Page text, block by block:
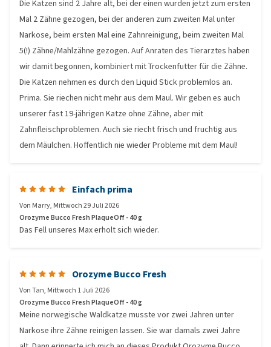
Die Katzen sind 2 Jahre alt, bei der einen wurden jetzt zum ersten
Mal 2 Zähne gezogen, bei der anderen zum zweiten Mal unter
Narkose, beim ersten Mal eine Zahnreinigung, beim zweiten Mal
5(!) Zähne/Mahlzähne gezogen. Auf Anraten des Tierarztes haben
wir damit begonnen, kombiniert mit Trockenfutter für die Zähne.
Die Katzen nehmen es durch den Liquid Stick problemlos an.
Prima. Sie riechen nicht mehr aus dem Maul. Wir geben es auch
unserer fast 19-jährigen Katze ohne Zähne, aber mit
Zahnfleischproblemen. Auch sie riecht frisch und fruchtig aus
dem Mäulchen. Hoffentlich nie wieder Probleme mit dem Maul!
Einfach prima
Von Marry, Mittwoch 29 Juli 2026
Orozyme Bucco Fresh PlaqueOff - 40 g
Das Fell unseres Max erholt sich wieder.
Orozyme Bucco Fresh
VonTan, Mittwoch 1 Juli 2026
Orozyme Bucco Fresh PlaqueOff - 40 g
Meine norwegische Waldkatze musste vor zwei Jahren unter
Narkose ihre Zähne reinigen lassen. Sie war damals zwei Jahre